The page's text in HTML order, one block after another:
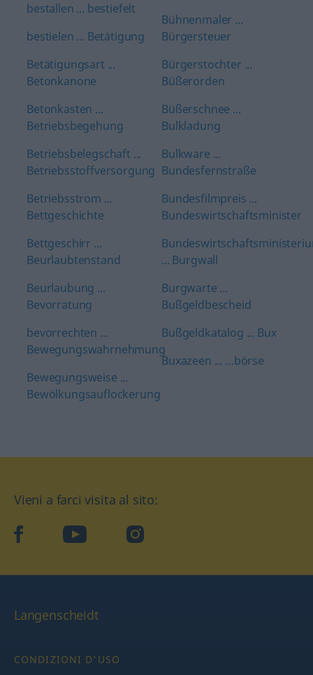
bestallen ... bestiefelt
bestielen ... Betätigung
Betätigungsart ...
Betonkanone
Betonkasten ...
Betriebsbegehung
Betriebsbelegschaft ...
Betriebsstoffversorgung
Betriebsstrom ...
Bettgeschichte
Bettgeschirr ...
Beurlaubtenstand
Beurlaubung ...
Bevorratung
bevorrechten ...
Bewegungswahrnehmung
Bewegungsweise ...
Bewölkungsauflockerung
Bühnenmaler ...
Bürgersteuer
Bürgerstochter ...
Büßerorden
Büßerschnee ...
Bulkladung
Bulkware ...
Bundesfernstraße
Bundesfilmpreis ...
Bundeswirtschaftsminister
... Burgwall
Burgwarte ...
Bußgeldbescheid
Bußgeldkatalog ... Bux
Buxazeen ... …börse
Vieni a farci visita al sito:
facebook YouTube Instagram
Langenscheidt
CONDIZIONI D'USO